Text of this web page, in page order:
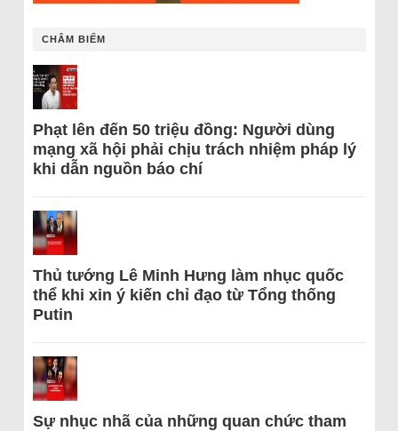
CHÂM BIẾM
Phạt lên đến 50 triệu đồng: Người dùng
mạng xã hội phải chịu trách nhiệm pháp lý
khi dẫn nguồn báo chí
Thủ tướng Lê Minh Hưng làm nhục quốc
thể khi xin ý kiến chỉ đạo từ Tổng thống
Putin
Sự nhục nhã của những quan chức tham